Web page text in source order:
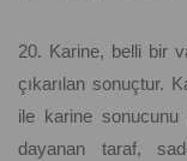
20. Karine, belli bir
çıkarılan sonuçtur.
ile karine sonucunu
dayanan taraf,